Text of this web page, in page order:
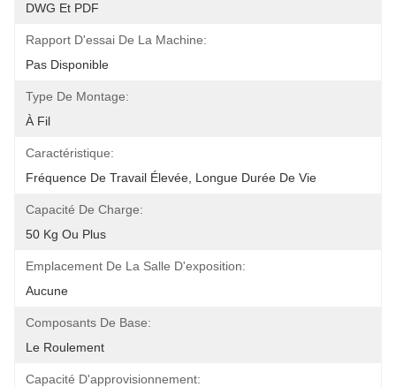
DWG Et PDF
Rapport D'essai De La Machine:
Pas Disponible
Type De Montage:
À Fil
Caractéristique:
Fréquence De Travail Élevée, Longue Durée De Vie
Capacité De Charge:
50 Kg Ou Plus
Emplacement De La Salle D'exposition:
Aucune
Composants De Base:
Le Roulement
Capacité D'approvisionnement: